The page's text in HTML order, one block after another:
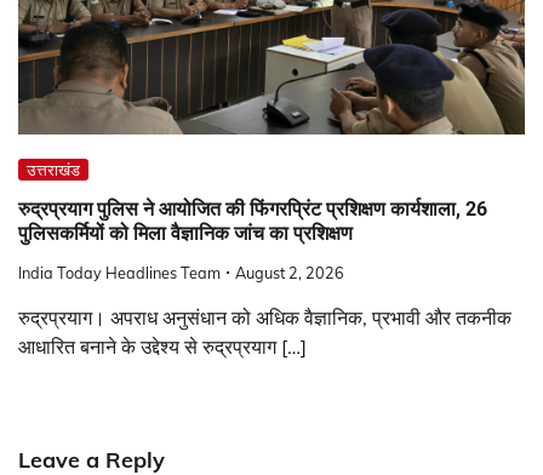
उत्तराखंड
रुद्रप्रयाग पुलिस ने आयोजित की फिंगरप्रिंट प्रशिक्षण कार्यशाला, 26
पुलिसकर्मियों को मिला वैज्ञानिक जांच का प्रशिक्षण
India Today Headlines Team August 2, 2026
रुद्रप्रयाग। अपराध अनुसंधान को अधिक वैज्ञानिक, प्रभावी और तकनीक
आधारित बनाने के उद्देश्य से रुद्रप्रयाग […]
Leave a Reply